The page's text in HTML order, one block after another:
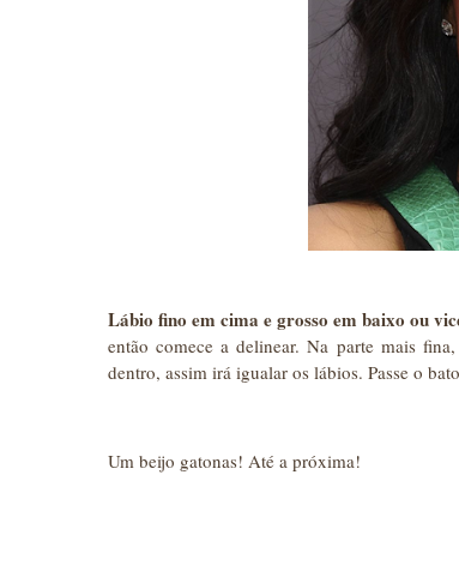
Lábio fino em cima e grosso em baixo ou
então comece a delinear. Na parte mais
dentro, assim irá igualar os lábios. Passe o
Um beijo gatonas! Até a próxima!